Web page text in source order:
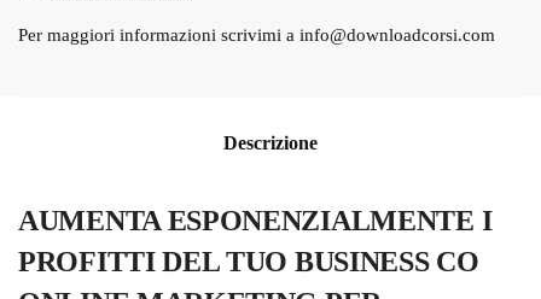
Per maggiori informazioni scrivimi a info@downloadcorsi.com
Descrizione
AUMENTA ESPONENZIALMENTE I
PROFITTI DEL TUO BUSINESS CO